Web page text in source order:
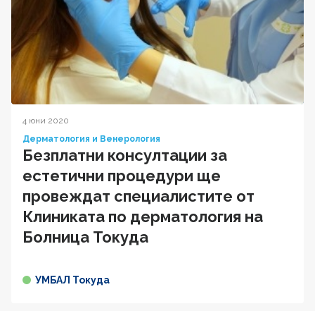
4 юни 2020
Дерматология и Венерология
Безплатни консултации за
естетични процедури ще
провеждат специалистите от
Клиниката по дерматология на
Болница Токуда
УМБАЛ Токуда